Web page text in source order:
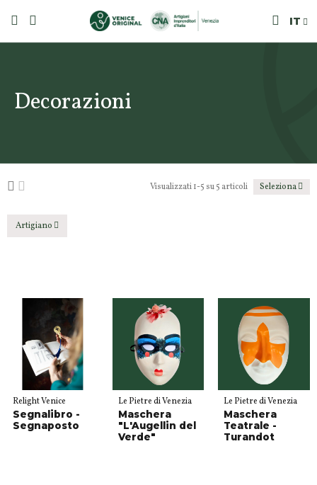
IT
Decorazioni
Visualizzati 1-5 su 5 articoli Seleziona
Artigiano
Relight Venice
Segnalibro -
Segnaposto
Le Pietre di Venezia
Maschera
"L'Augellin del
Verde"
Le Pietre di Venezia
Maschera
Teatrale -
Turandot